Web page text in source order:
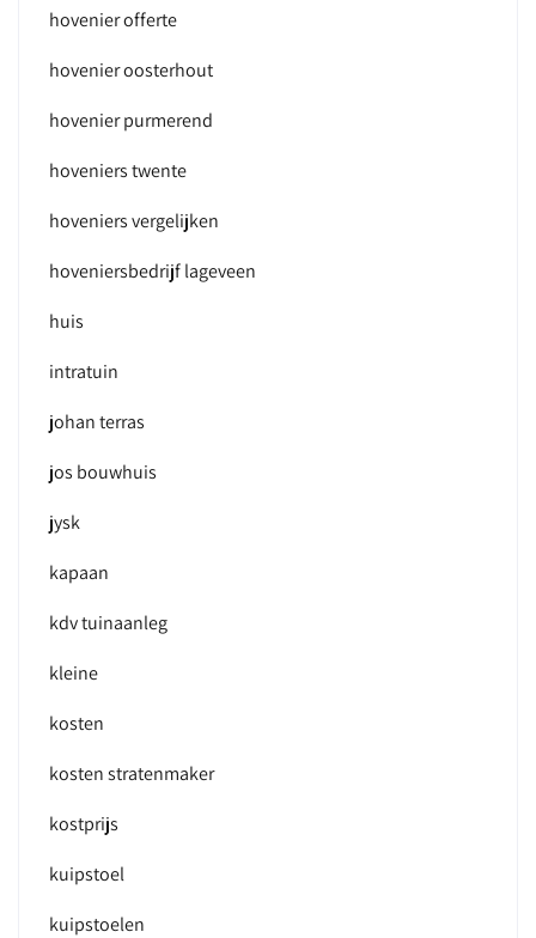
hovenier offerte
hovenier oosterhout
hovenier purmerend
hoveniers twente
hoveniers vergelijken
hoveniersbedrijf lageveen
huis
intratuin
johan terras
jos bouwhuis
jysk
kapaan
kdv tuinaanleg
kleine
kosten
kosten stratenmaker
kostprijs
kuipstoel
kuipstoelen